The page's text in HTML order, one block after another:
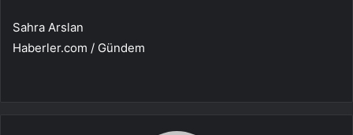
Sahra Arslan
Haberler.com / Gündem